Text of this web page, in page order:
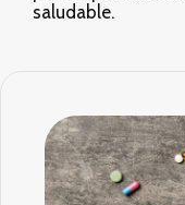
saludable.